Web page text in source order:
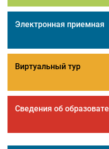
Электронная приемная
Виртуальный тур
Сведения об